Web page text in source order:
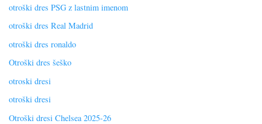
otroški dres PSG z lastnim imenom
otroški dres Real Madrid
otroški dres ronaldo
Otroški dres šeško
otroski dresi
otroški dresi
Otroški dresi Chelsea 2025-26